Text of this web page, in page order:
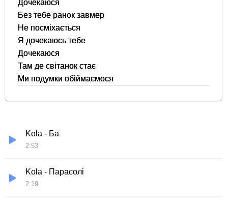
Дочекаюся
Без тебе ранок завмер
Не посміхається
Я дочекаюсь тебе
Дочекаюся
Там де світанок стає
Ми подумки обіймаємося
Kola - Ба
2:53
Kola - Парасолі
2:19